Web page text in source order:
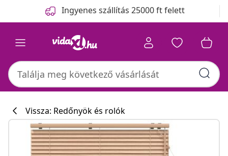
Ingyenes szállítás 25000 ft felett
Vissza: Redőnyök és rolók